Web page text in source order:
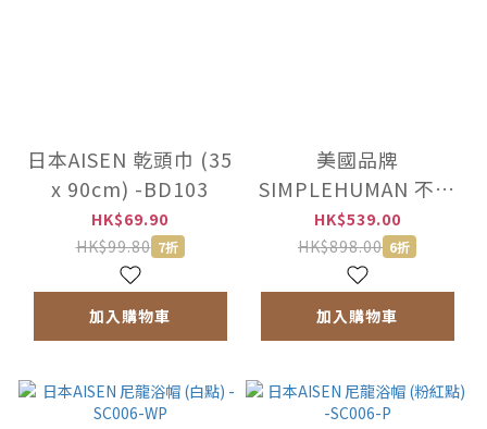
日本AISEN 乾頭巾 (35
x 90cm) -BD103
HK$69.90
HK$99.80 7折
加入購物車
美國品牌
SIMPLEHUMAN 不銹
鋼浴室雜物架【香港行
貨】-BT1064
HK$539.00
HK$898.00 6折
加入購物車